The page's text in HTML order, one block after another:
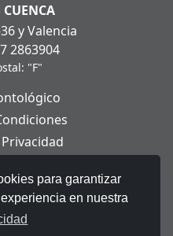
para garantizar
en nuestra
CUENCA
y Valencia
2863904
"F"
de Datos Personales